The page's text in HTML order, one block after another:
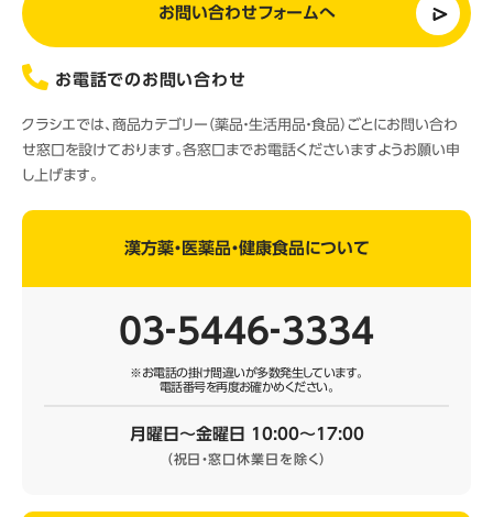
お問い合わせフォームへ
お電話でのお問い合わせ
クラシエでは、商品カテゴリー（薬品・生活用品・食品）ごとにお問い合わ
せ窓口を設けております。各窓口までお電話くださいますようお願い申
し上げます。
漢方薬・医薬品・健康食品について
03‐5446‐3334
※お電話の掛け間違いが多数発生しています。
電話番号を再度お確かめください。
月曜日～金曜日 10:00～17:00
（祝日・窓口休業日を除く）